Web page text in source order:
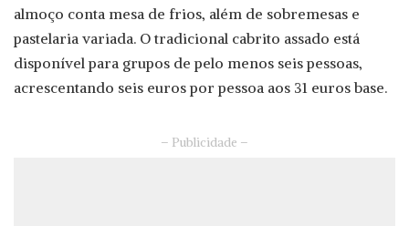
almoço conta mesa de frios, além de sobremesas e
pastelaria variada. O tradicional cabrito assado está
disponível para grupos de pelo menos seis pessoas,
acrescentando seis euros por pessoa aos 31 euros base.
– Publicidade –